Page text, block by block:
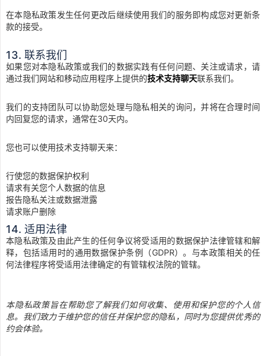
在本隐私政策发生任何更改后继续使用我们的服务即构成您对更新条
款的接受。
13. 联系我们
如果您对本隐私政策或我们的数据实践有任何问题、关注或请求，请
通过我们网站和移动应用程序上提供的技术支持聊天联系我们。
我们的支持团队可以协助您处理与隐私相关的询问，并将在合理时间
内回复您的请求，通常在30天内。
您也可以使用技术支持聊天来：
行使您的数据保护权利
请求有关您个人数据的信息
报告隐私关注或数据泄露
请求账户删除
14. 适用法律
本隐私政策及由此产生的任何争议将受适用的数据保护法律管辖和解
释，包括适用时的通用数据保护条例（GDPR）。与本政策相关的任
何法律程序将受适用法律确定的有管辖权法院的管辖。
本隐私政策旨在帮助您了解我们如何收集、使用和保护您的个人信
息。我们致力于维护您的信任并保护您的隐私，同时为您提供优秀的
约会体验。